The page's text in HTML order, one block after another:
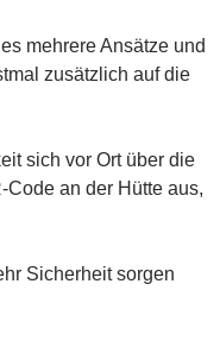
mehrere Ansätze und
zusätzlich auf die
sich vor Ort über die
an der Hütte aus,
Sicherheit sorgen